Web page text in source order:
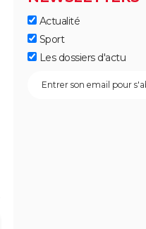
Actualité
Sport
Les dossiers d'actu